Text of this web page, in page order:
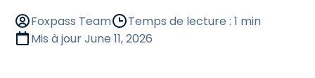
Foxpass Team
Temps de lecture : 1 min
Mis à jourJune 11, 2026